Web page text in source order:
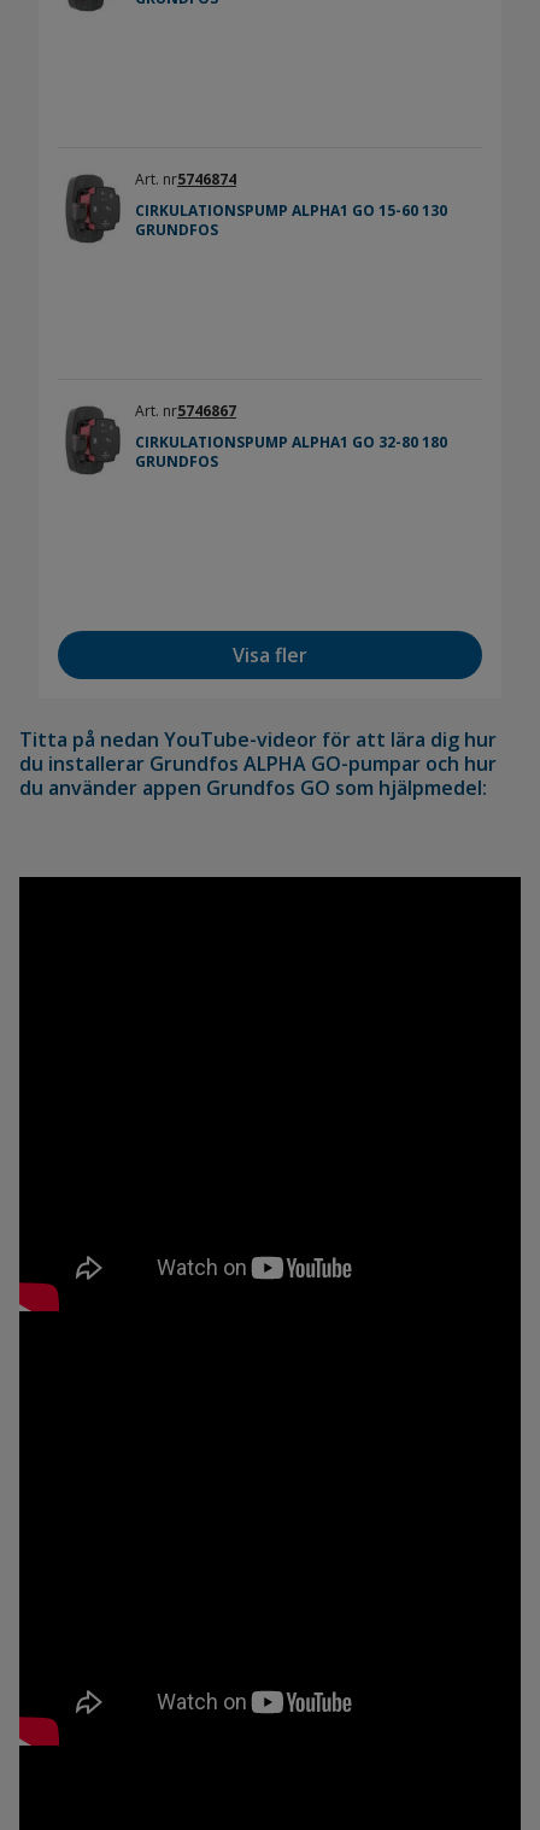
Art. nr5746874
CIRKULATIONSPUMP ALPHA1 GO 15-60 130
GRUNDFOS
Art. nr5746867
CIRKULATIONSPUMP ALPHA1 GO 32-80 180
GRUNDFOS
Visa fler
Titta på nedan YouTube-videor för att lära dig hur
du installerar Grundfos ALPHA GO-pumpar och hur
du använder appen Grundfos GO som hjälpmedel: